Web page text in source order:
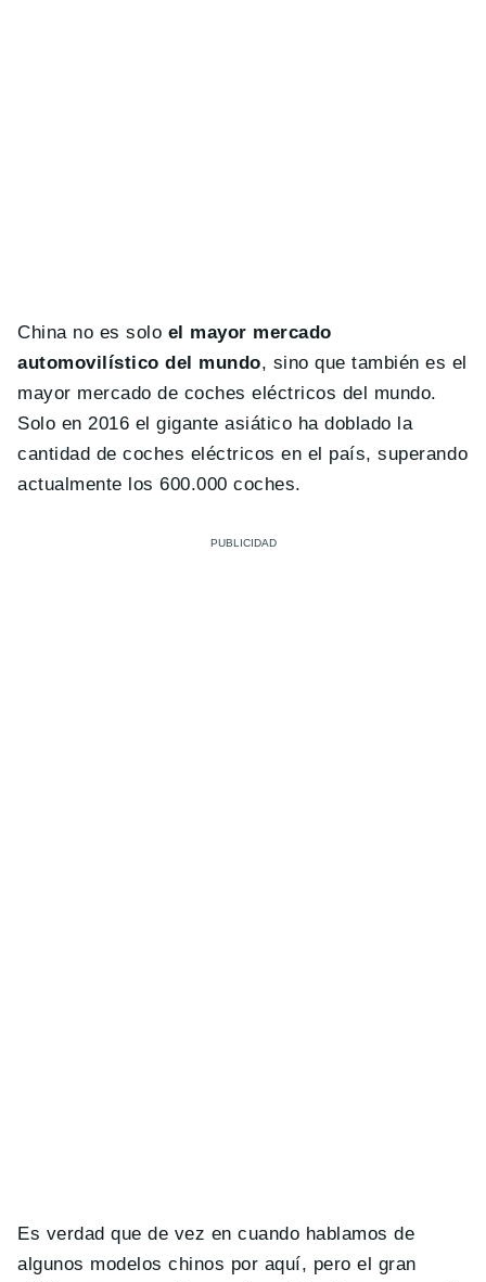
China no es solo el mayor mercado
automovilístico del mundo, sino que también es el
mayor mercado de coches eléctricos del mundo.
Solo en 2016 el gigante asiático ha doblado la
cantidad de coches eléctricos en el país, superando
actualmente los 600.000 coches.
Es verdad que de vez en cuando hablamos de
algunos modelos chinos por aquí, pero el gran